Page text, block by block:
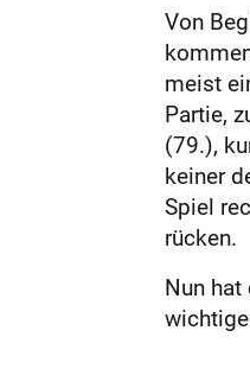
Von
meist
Partie,
(79.),
keiner
Spiel
rücken.
Nun